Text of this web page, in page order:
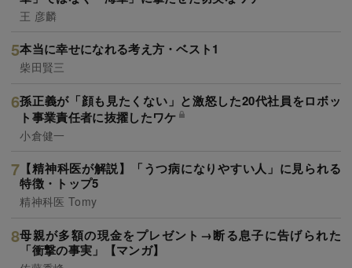
王 彦麟
本当に幸せになれる考え方・ベスト1
柴田賢三
孫正義が「顔も見たくない」と激怒した20代社員をロボッ
ト事業責任者に抜擢したワケ
小倉健一
【精神科医が解説】「うつ病になりやすい人」に見られる
特徴・トップ5
精神科医 Tomy
母親が多額の現金をプレゼント→断る息子に告げられた
「衝撃の事実」【マンガ】